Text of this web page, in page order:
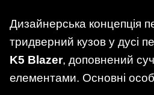
Дизайнерська концепція
тридверний кузов у дусі
K5 Blazer, доповнений
елементами. Основні